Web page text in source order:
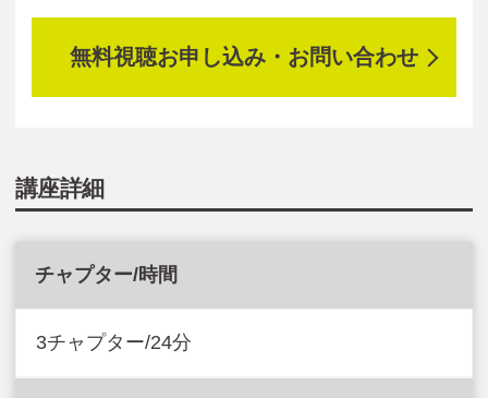
無料視聴お申し込み・お問い合わせ
講座詳細
チャプター/時間
3チャプター/24分